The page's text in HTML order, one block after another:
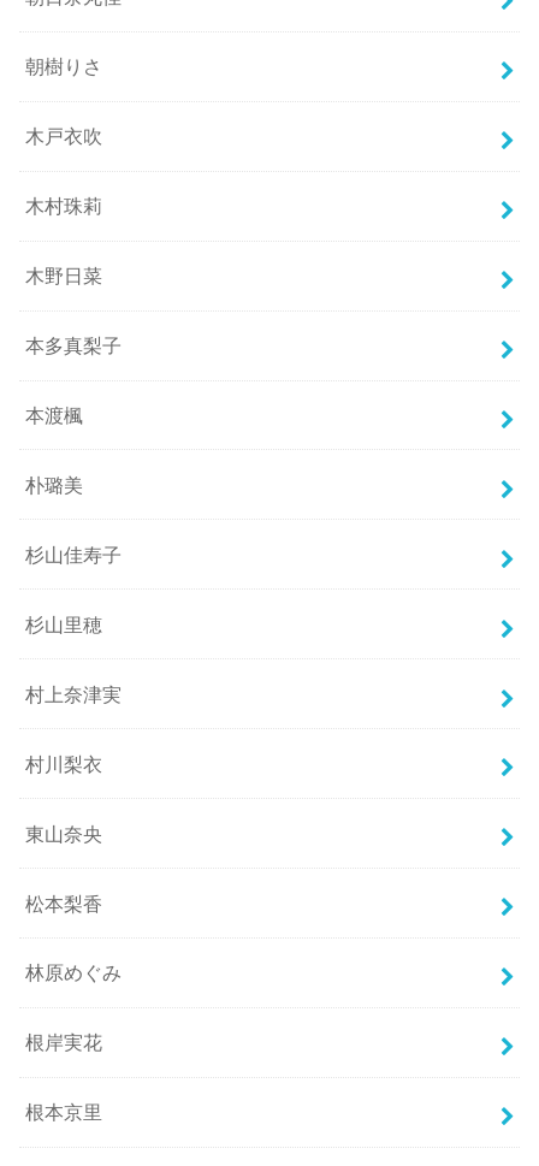
朝樹りさ
木戸衣吹
木村珠莉
木野日菜
本多真梨子
本渡楓
朴璐美
杉山佳寿子
杉山里穂
村上奈津実
村川梨衣
東山奈央
松本梨香
林原めぐみ
根岸実花
根本京里